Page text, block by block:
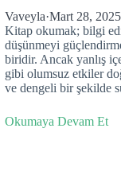
Vaveyla·Mart 28, 2025
Kitap okumak; bilgi
düşünmeyi
biridir. Ancak yanlış
gibi olumsuz etkiler
ve dengeli bir şekilde
Okumaya Devam Et